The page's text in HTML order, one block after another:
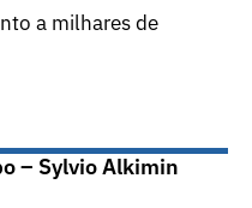
a milhares de
– Sylvio Alkimin